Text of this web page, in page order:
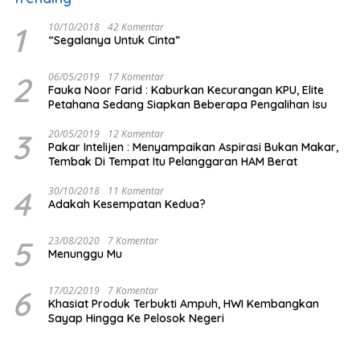
1 10/10/2018 42 Komentar
“Segalanya Untuk Cinta”
2 06/05/2019 17 Komentar
Fauka Noor Farid : Kaburkan Kecurangan KPU, Elite
Petahana Sedang Siapkan Beberapa Pengalihan Isu
3 20/05/2019 12 Komentar
Pakar Intelijen : Menyampaikan Aspirasi Bukan Makar,
Tembak Di Tempat Itu Pelanggaran HAM Berat
4 30/10/2018 11 Komentar
Adakah Kesempatan Kedua?
5 23/08/2020 7 Komentar
Menunggu Mu
6 17/02/2019 7 Komentar
Khasiat Produk Terbukti Ampuh, HWI Kembangkan
Sayap Hingga Ke Pelosok Negeri